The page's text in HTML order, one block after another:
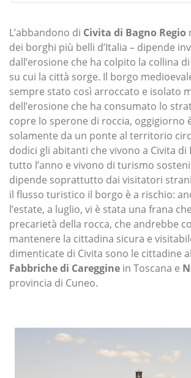
L’abbandono di Civita di Bagno Regio
dei borghi più belli d’Italia – dipende
dall’erosione che ha colpito la collina
su cui la città sorge. Il borgo
sempre stato così arroccato e isolato
dell’erosione che ha consumato lo
copre lo sperone di roccia, oggigiorno
solamente da un ponte al territorio
dodici gli abitanti che vivono a Civita di
tutto l’anno e vivono di turismo
dipende soprattutto dai visitatori
il flusso turistico il borgo è a rischio:
l’estate, a luglio, vi è stata una frana
precarietà della rocca, che andrebbe
mantenere la cittadina sicura e
dimenticate di Civita sono le cittadine
Fabbriche di Careggine in Toscana e
provincia di Cuneo.